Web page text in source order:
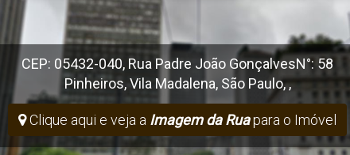
CEP: 05432-040, Rua Padre João GonçalvesN°: 58
Pinheiros,Vila Madalena, São Paulo,,
Clique aqui e veja a Imagem da Ruapara o Imóvel